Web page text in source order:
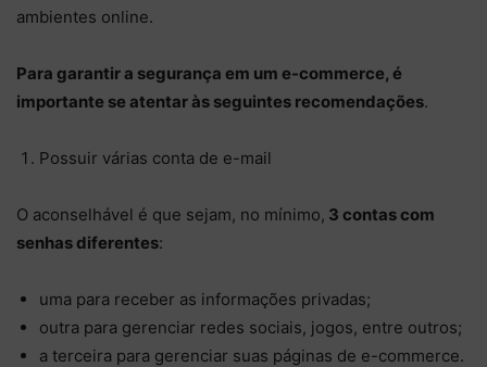
ambientes online.
Para garantir a segurança em um e-commerce, é
importante se atentar às seguintes recomendações.
Possuir várias conta de e-mail
O aconselhável é que sejam, no mínimo, 3 contas com
senhas diferentes:
uma para receber as informações privadas;
outra para gerenciar redes sociais, jogos, entre outros;
a terceira para gerenciar suas páginas de e-commerce.